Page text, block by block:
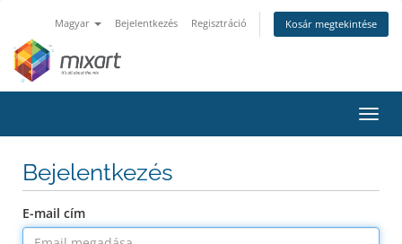
Magyar Bejelentkezés Regisztráció Kosár megtekintése
a
Bejelentkezés
E-mail cím